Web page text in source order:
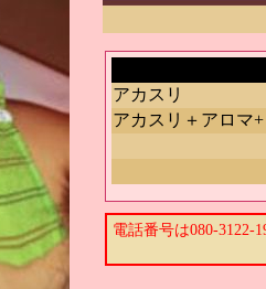
アカスリ
アカスリ＋アロマ
電話番号は080-